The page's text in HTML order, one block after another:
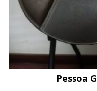
Pessoa